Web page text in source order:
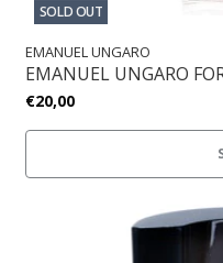
SOLD OUT
EMANUEL UNGARO
EMANUEL UNGARO
€20,00